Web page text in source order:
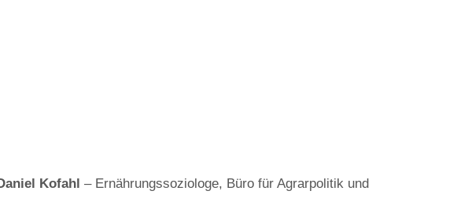
Kofahl – Ernährungssoziologe, Büro für Agrarpolitik und